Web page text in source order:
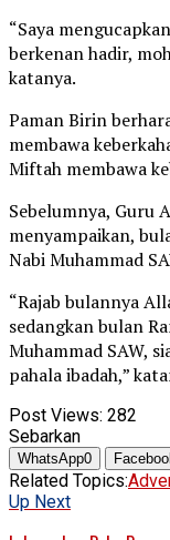
“Saya
berkenan hadir,
katanya.
Paman Birin
membawa
Miftah membawa
Sebelumnya, Guru
menyampaikan,
Nabi Muhammad
“Rajab bulannya
sedangkan bulan
Muhammad SAW,
pahala ibadah,”
Post Views: 282
Sebarkan
WhatsApp0
Related Topics:
Up Next